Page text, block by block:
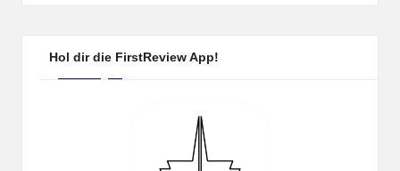
Hol dir die FirstReview App!